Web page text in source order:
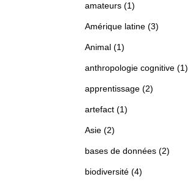
amateurs (1)
Amérique latine (3)
Animal (1)
anthropologie cognitive (1)
apprentissage (2)
artefact (1)
Asie (2)
bases de données (2)
biodiversité (4)